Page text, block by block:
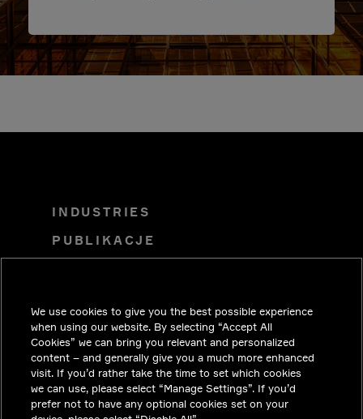
INDUSTRIES
PUBLIKACJE
INWESTORZY
MEDIA
KONTAKT
PRYWATNOŚĆ
We use cookies to give you the best possible experience
when using our website. By selecting “Accept All
Cookies” we can bring you relevant and personalized
content – and generally give you a much more enhanced
visit. If you’d rather take the time to set which cookies
we can use, please select “Manage Settings”. If you’d
prefer not to have any optional cookies set on your